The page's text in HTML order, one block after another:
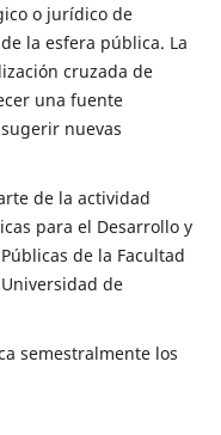
o jurídico de
la esfera pública. La
cruzada de
una fuente
nuevas
de la actividad
para el Desarrollo y
de la Facultad
de
semestralmente los